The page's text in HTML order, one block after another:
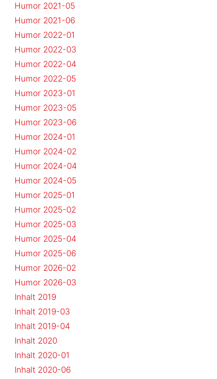
Humor 2021-05
Humor 2021-06
Humor 2022-01
Humor 2022-03
Humor 2022-04
Humor 2022-05
Humor 2023-01
Humor 2023-05
Humor 2023-06
Humor 2024-01
Humor 2024-02
Humor 2024-04
Humor 2024-05
Humor 2025-01
Humor 2025-02
Humor 2025-03
Humor 2025-04
Humor 2025-06
Humor 2026-02
Humor 2026-03
Inhalt 2019
Inhalt 2019-03
Inhalt 2019-04
Inhalt 2020
Inhalt 2020-01
Inhalt 2020-06